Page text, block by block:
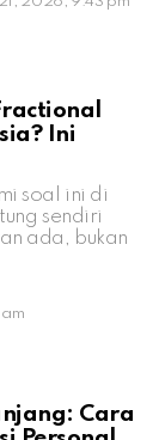
Ini
soal ini di
sendiri
ada, bukan
Cara